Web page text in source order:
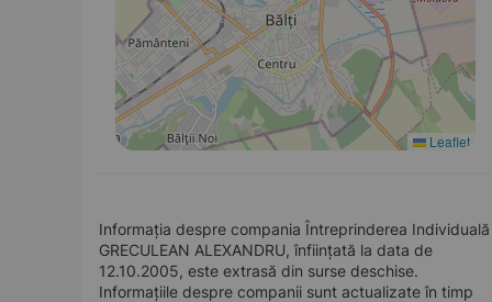
Leaflet
Informația despre compania Întreprinderea Individuală
GRECULEAN ALEXANDRU, înființată la data de
12.10.2005, este extrasă din surse deschise.
Informațiile despre companii sunt actualizate în timp